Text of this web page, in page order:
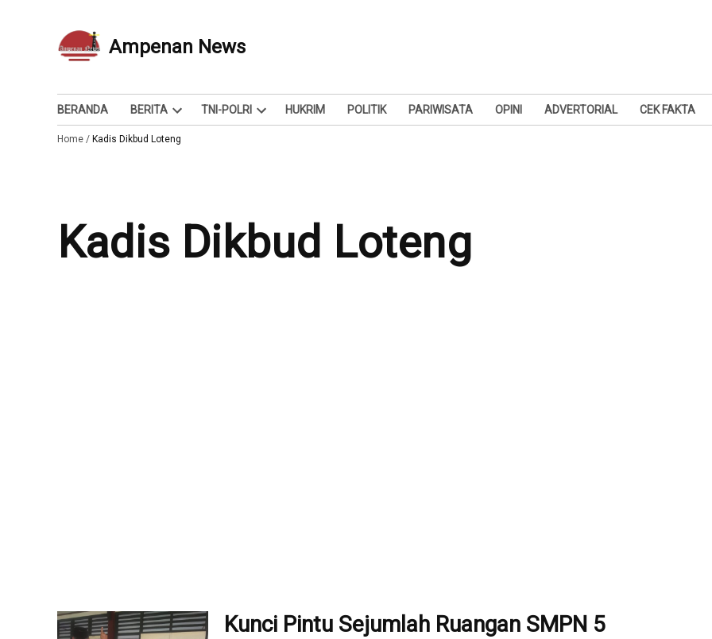
Ampenan News
Berita dan Info
BERANDA BERITA
Open
dropdown
TNI-POLRI
Open
HUKRIM POLITIK PARIWISATA OPINI ADVERTORIAL CEK FAKTA
Home / Kadis Dikbud Loteng
Kadis Dikbud Loteng
Kunci Pintu Sejumlah Ruangan SMPN 5